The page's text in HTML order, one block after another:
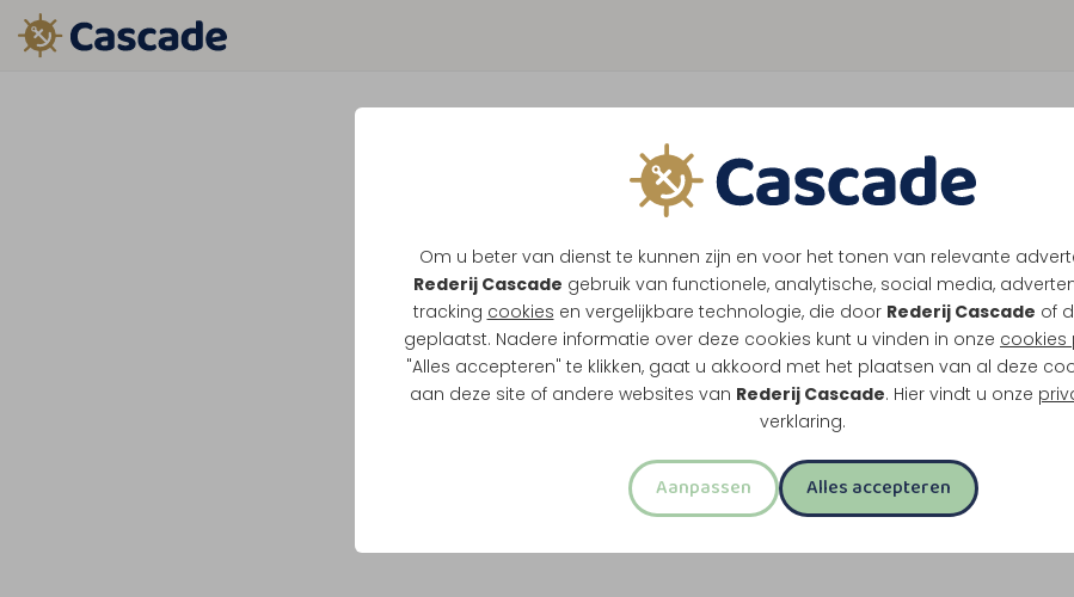
Om u beter van dienst te kunnen zijn en voor het tonen van relevante
Rederij Cascade gebruik van functionele, analytische, social media,
tracking cookies en vergelijkbare technologie, die door Rederij Cascade of
geplaatst. Nadere informatie over deze cookies kunt u vinden in onze cookies
"Alles accepteren" te klikken, gaat u akkoord met het plaatsen van al deze
aan deze site of andere websites van Rederij Cascade. Hier vindt u onze
verklaring.
Aanpassen Alles accepteren